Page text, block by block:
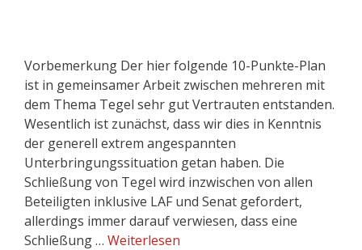
Vorbemerkung Der hier folgende 10-Punkte-Plan
ist in gemeinsamer Arbeit zwischen mehreren mit
dem Thema Tegel sehr gut Vertrauten entstanden.
Wesentlich ist zunächst, dass wir dies in Kenntnis
der generell extrem angespannten
Unterbringungssituation getan haben. Die
Schließung von Tegel wird inzwischen von allen
Beteiligten inklusive LAF und Senat gefordert,
allerdings immer darauf verwiesen, dass eine
Schließung … Weiterlesen